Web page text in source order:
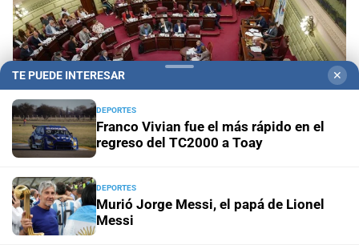
Con tratamiento preferencial para el 20 de agosto
Diputados empieza en comisiones el debate
sobre el sistema electoral de Santa Fe
TE PUEDE INTERESAR ✕
DEPORTES
Franco Vivian fue el más rápido en el
regreso del TC2000 a Toay
DEPORTES
Murió Jorge Messi, el papá de Lionel
Messi